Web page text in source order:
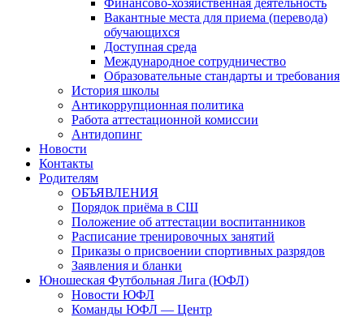
Финансово-хозяйственная деятельность
Вакантные места для приема (перевода)
обучающихся
Доступная среда
Международное сотрудничество
Образовательные стандарты и требования
История школы
Антикоррупционная политика
Работа аттестационной комиссии
Антидопинг
Новости
Контакты
Родителям
ОБЪЯВЛЕНИЯ
Порядок приёма в СШ
Положение об аттестации воспитанников
Расписание тренировочных занятий
Приказы о присвоении спортивных разрядов
Заявления и бланки
Юношеская Футбольная Лига (ЮФЛ)
Новости ЮФЛ
Команды ЮФЛ — Центр